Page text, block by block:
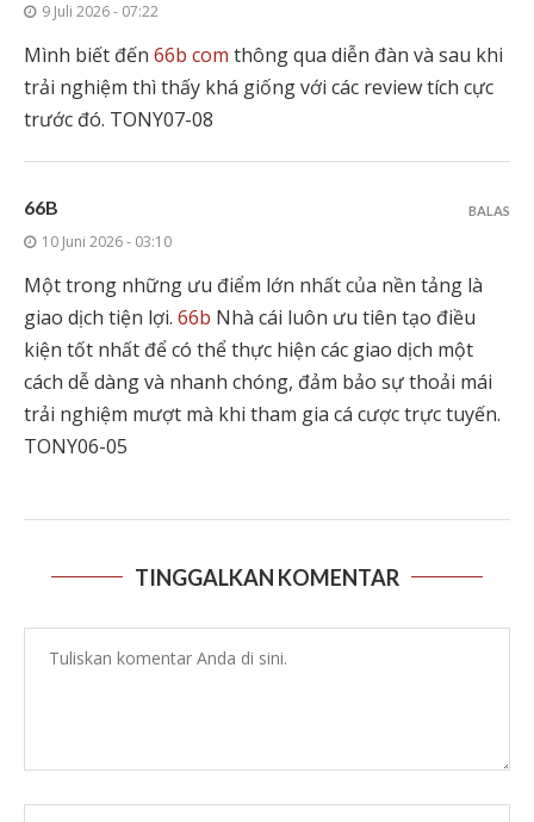
9 Juli 2026 - 07:22
Mình biết đến 66b com thông qua diễn đàn và sau khi
trải nghiệm thì thấy khá giống với các review tích cực
trước đó. TONY07-08
66B
10 Juni 2026 - 03:10
Một trong những ưu điểm lớn nhất của nền tảng là
giao dịch tiện lợi. 66b Nhà cái luôn ưu tiên tạo điều
kiện tốt nhất để có thể thực hiện các giao dịch một
cách dễ dàng và nhanh chóng, đảm bảo sự thoải mái
trải nghiệm mượt mà khi tham gia cá cược trực tuyến.
TONY06-05
BALAS
TINGGALKAN KOMENTAR